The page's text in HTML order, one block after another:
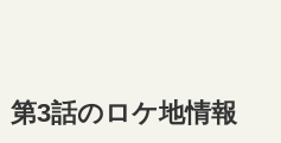
第3話のロケ地情報